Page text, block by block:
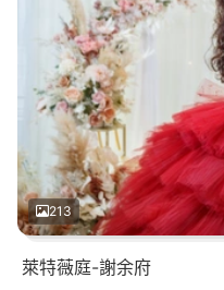
213
萊特薇庭-謝余府